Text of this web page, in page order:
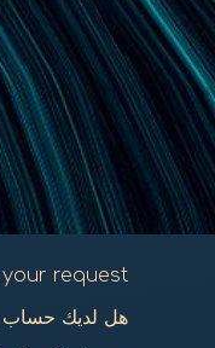
request.
هل لديك حساب